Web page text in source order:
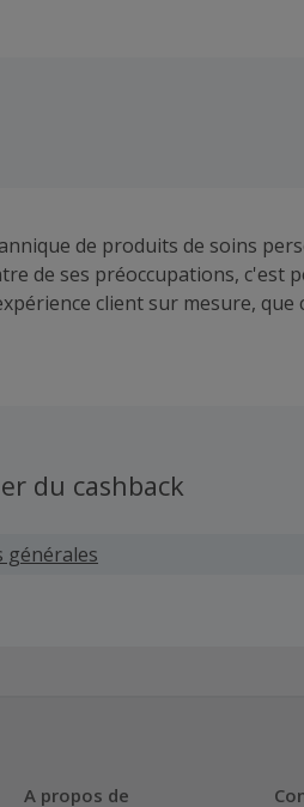
de produits de soins
de ses préoccupations, c'est
client sur mesure, que
du cashback
générales
A propos de